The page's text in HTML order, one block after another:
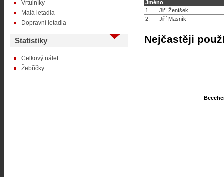
Vrtulníky
Malá letadla
Dopravní letadla
Statistiky
Celkový nálet
Žebříčky
Jméno
1.
Jiří Ženíšek
2.
Jiří Masník
Nejčastěji